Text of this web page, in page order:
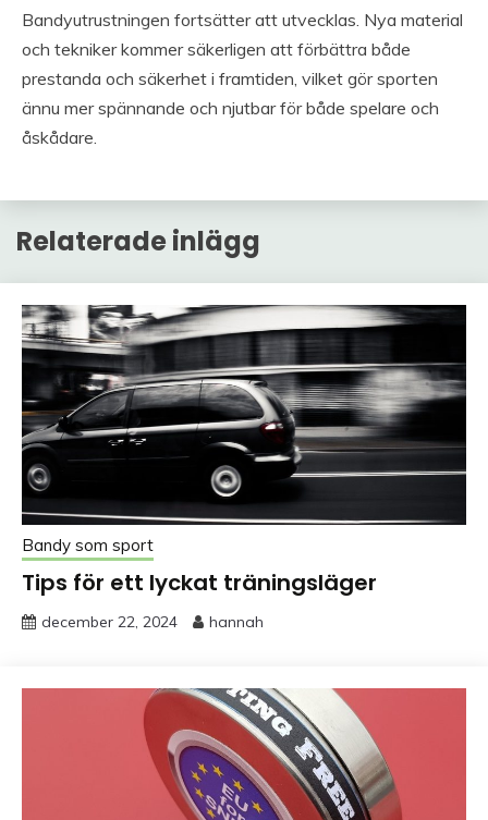
Bandyutrustningen fortsätter att utvecklas. Nya material
och tekniker kommer säkerligen att förbättra både
prestanda och säkerhet i framtiden, vilket gör sporten
ännu mer spännande och njutbar för både spelare och
åskådare.
Relaterade inlägg
Bandy som sport
Tips för ett lyckat träningsläger
december 22, 2024 hannah